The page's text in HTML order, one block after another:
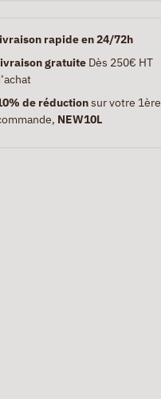
rapide en 24/72h
gratuiteDès 250€ HT
de réductionsur votre 1ère
NEW10L